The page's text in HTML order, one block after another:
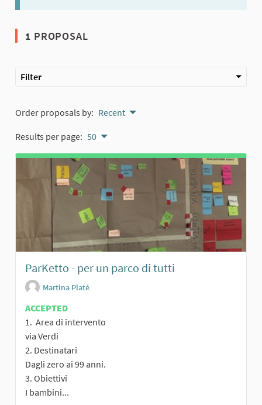
1 PROPOSAL
Filter
Order proposals by: Recent
Results per page: 50
ParKetto - per un parco di tutti
Martina Platé
ACCEPTED
1. Area di intervento
via Verdi
2. Destinatari
Dagli zero ai 99 anni.
3. Obiettivi
I bambini...